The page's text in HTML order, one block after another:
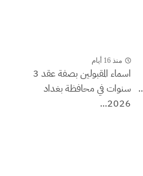
منذ 16 أيام
اسماء المقبولين بصفة عقد 3
سنوات في محافظة بغداد
2026...